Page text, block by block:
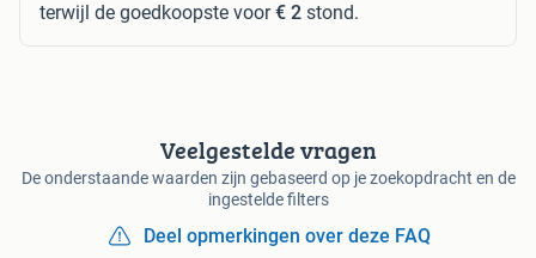
terwijl de goedkoopste voor€ 2 stond.
Veelgestelde vragen
De onderstaande waarden zijn gebaseerd op je zoekopdracht en de
ingestelde filters
Deel opmerkingen over deze FAQ